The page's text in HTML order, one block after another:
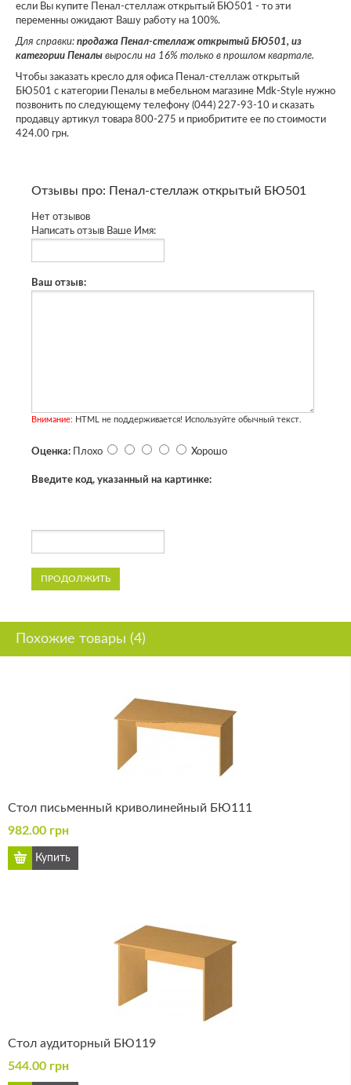
если Вы купите Пенал-стеллаж открытый БЮ501 - то эти
переменны ожидают Вашу работу на 100%.
Для справки: продажа Пенал-стеллаж открытый БЮ501, из
категории Пеналы выросли на 16% только в прошлом квартале.
Чтобы заказать кресло для офиса Пенал-стеллаж открытый
БЮ501 с категории Пеналы в мебельном магазине Mdk-Style нужно
позвонить по следующему телефону (044) 227-93-10 и сказать
продавцу артикул товара 800-275 и приобритите ее по стоимости
424.00 грн.
Отзывы про: Пенал-стеллаж открытый БЮ501
Нет отзывов
Написать отзыв Ваше Имя:
Ваш отзыв:
Внимание: HTML не поддерживается! Используйте обычный текст.
Оценка: Плохо Хорошо
Введите код, указанный на картинке:
ПРОДОЛЖИТЬ
Похожие товары (4)
Стол письменный криволинейный БЮ111
982.00 грн
Стол аудиторный БЮ119
544.00 грн